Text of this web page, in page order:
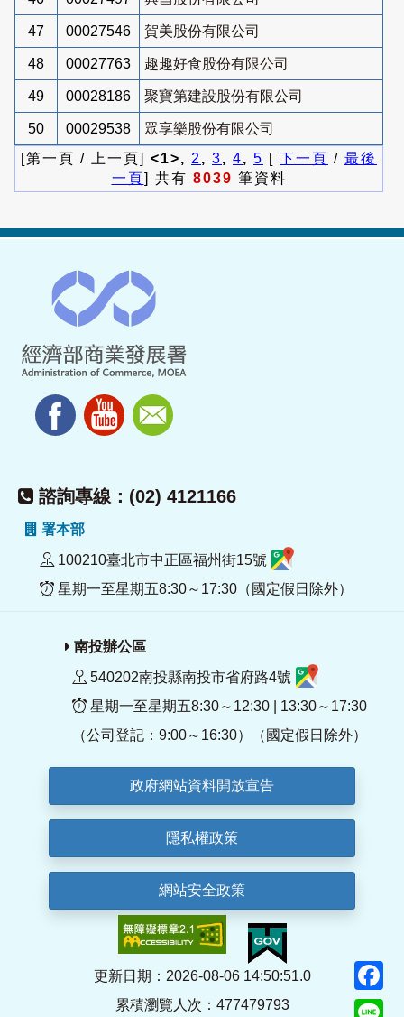
47 00027546 賀美股份有限公司
48 00027763 趣趣好食股份有限公司
49 00028186 聚寶第建設股份有限公司
50 00029538
眾享樂股份有限公司
[第一頁 / 上一頁] <1>, 2 , 3, 4, 5 [ 下一頁 / 最後
一頁] 共有 8039 筆資料
諮詢專線：(02) 4121166
署本部
100210臺北市中正區福州街15號
星期一至星期五8:30～17:30（國定假日除外）
南投辦公區
540202南投縣南投市省府路4號
星期一至星期五8:30～12:30 | 13:30～17:30
（公司登記：9:00～16:30）（國定假日除外）
政府網站資料開放宣告
隱私權政策
網站安全政策
更新日期：2026-08-06 14:50:51.0
累積瀏覽人次：477479793